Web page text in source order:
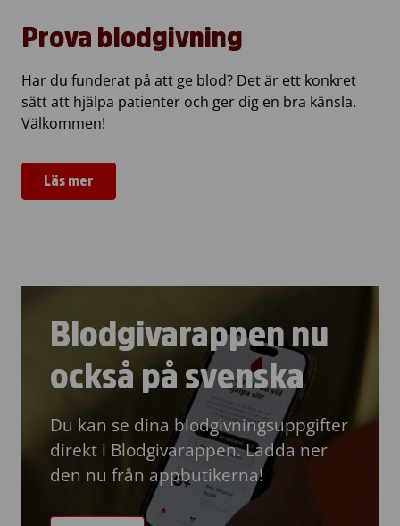
Prova blodgivning
Har du funderat på att ge blod? Det är ett konkret
sätt att hjälpa patienter och ger dig en bra känsla.
Välkommen!
Läs mer
Blodgivarappen nu
också på svenska
Du kan se dina blodgivningsuppgifter
direkt i Blodgivarappen. Ladda ner
den nu från appbutikerna!